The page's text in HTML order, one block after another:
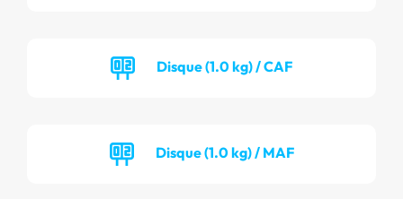
Disque (1.0 kg) / CAF
Disque (1.0 kg) / MAF